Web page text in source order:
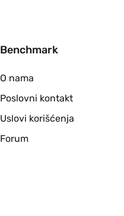
Benchmark
O nama
Poslovni kontakt
Uslovi korišćenja
Forum